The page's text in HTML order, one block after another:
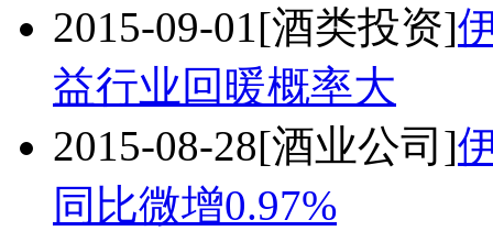
2015-09-01[酒类投资]
益行业回暖概率大
2015-08-28[酒业公司]
同比微增0.97%